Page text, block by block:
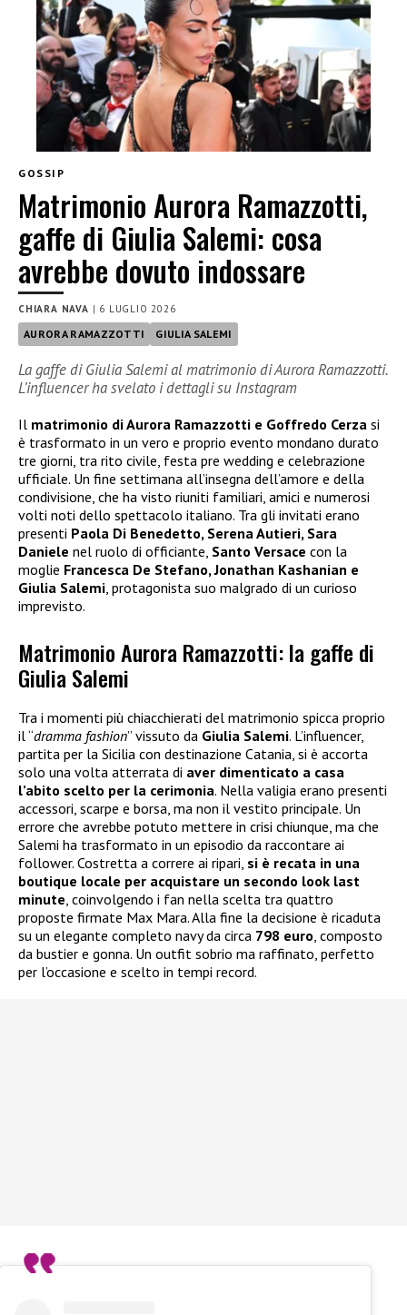
GOSSIP
Matrimonio Aurora Ramazzotti,
gaffe di Giulia Salemi: cosa
avrebbe dovuto indossare
CHIARA NAVA | 6 LUGLIO 2026
AURORA RAMAZZOTTI GIULIA SALEMI
La gaffe di Giulia Salemi al matrimonio di Aurora Ramazzotti.
L’influencer ha svelato i dettagli su Instagram
Il matrimonio di Aurora Ramazzotti e Goffredo Cerza si
è trasformato in un vero e proprio evento mondano durato
tre giorni, tra rito civile, festa pre wedding e celebrazione
ufficiale. Un fine settimana all’insegna dell’amore e della
condivisione, che ha visto riuniti familiari, amici e numerosi
volti noti dello spettacolo italiano. Tra gli invitati erano
presenti Paola Di Benedetto, Serena Autieri, Sara
Daniele nel ruolo di officiante, Santo Versace con la
moglie Francesca De Stefano, Jonathan Kashanian e
Giulia Salemi, protagonista suo malgrado di un curioso
imprevisto.
Matrimonio Aurora Ramazzotti: la gaffe di
Giulia Salemi
Tra i momenti più chiacchierati del matrimonio spicca proprio
il “dramma fashion” vissuto da Giulia Salemi. L’influencer,
partita per la Sicilia con destinazione Catania, si è accorta
solo una volta atterrata di aver dimenticato a casa
l’abito scelto per la cerimonia. Nella valigia erano presenti
accessori, scarpe e borsa, ma non il vestito principale. Un
errore che avrebbe potuto mettere in crisi chiunque, ma che
Salemi ha trasformato in un episodio da raccontare ai
follower. Costretta a correre ai ripari, si è recata in una
boutique locale per acquistare un secondo look last
minute , coinvolgendo i fan nella scelta tra quattro
proposte firmate Max Mara. Alla fine la decisione è ricaduta
su un elegante completo navy da circa 798 euro , composto
da bustier e gonna. Un outfit sobrio ma raffinato, perfetto
per l’occasione e scelto in tempi record.